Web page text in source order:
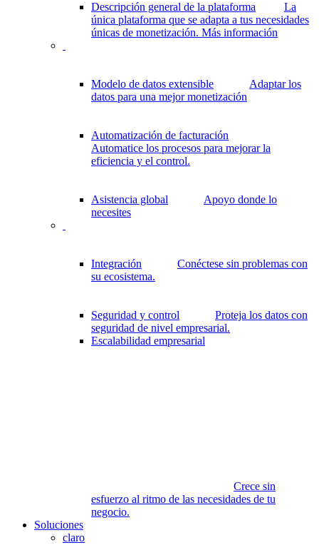
Descripción general de la plataforma
La
única plataforma que se adapta a tus necesidades
únicas de monetización. Más información
Modelo de datos extensible
Adaptar los
datos para una mejor monetización
Automatización de facturación
Automatice los procesos para mejorar la
eficiencia y el control.
Asistencia global
Apoyo donde lo
necesites
Integración
Conéctese sin problemas con
su ecosistema.
Seguridad y control
Proteja los datos con
seguridad de nivel empresarial.
Escalabilidad empresarial
Crece sin
esfuerzo al ritmo de las necesidades de tu
negocio.
Soluciones
claro